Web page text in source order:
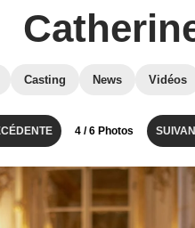
Casting News Vidéos
4 / 6 Photos